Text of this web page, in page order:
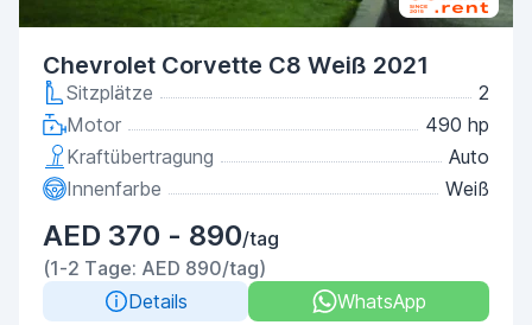
Chevrolet Corvette C8 Weiß 2021
Sitzplätze
2
Motor
490 hp
Kraftübertragung
Auto
Innenfarbe
Weiß
AED 370 - 890/tag
(1-2 Tage: AED 890/tag)
Details
WhatsApp